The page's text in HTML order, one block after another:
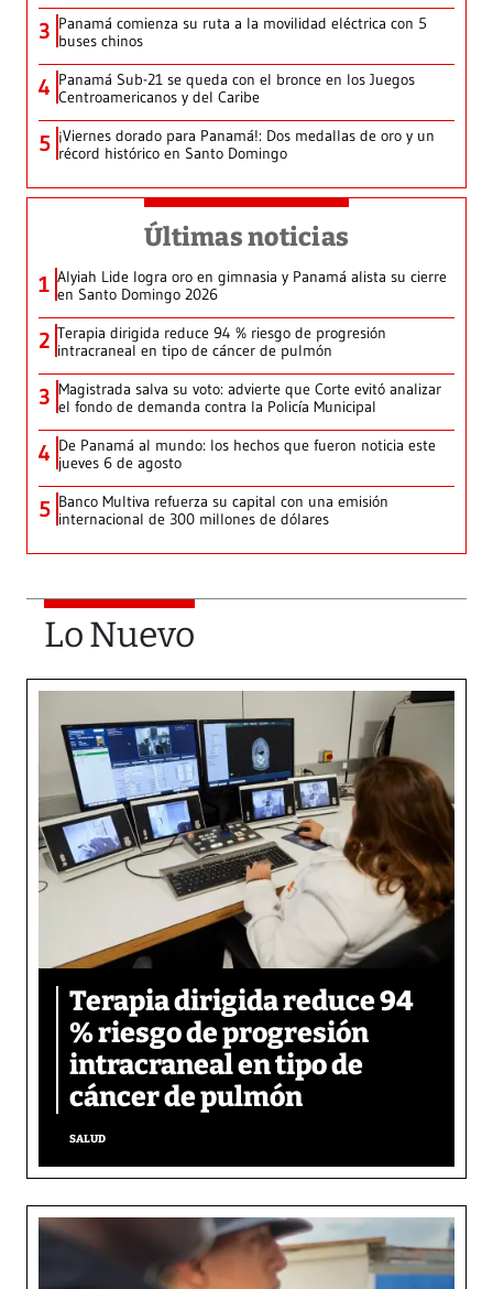
3 Panamá comienza su ruta a la movilidad eléctrica con 5
buses chinos
4 Panamá Sub-21 se queda con el bronce en los Juegos
Centroamericanos y del Caribe
5 ¡Viernes dorado para Panamá!: Dos medallas de oro y un
récord histórico en Santo Domingo
Últimas noticias
1 Alyiah Lide logra oro en gimnasia y Panamá alista su cierre
en Santo Domingo 2026
2 Terapia dirigida reduce 94 % riesgo de progresión
intracraneal en tipo de cáncer de pulmón
3 Magistrada salva su voto: advierte que Corte evitó analizar
el fondo de demanda contra la Policía Municipal
4 De Panamá al mundo: los hechos que fueron noticia este
jueves 6 de agosto
5 Banco Multiva refuerza su capital con una emisión
internacional de 300 millones de dólares
Lo Nuevo
Terapia dirigida reduce 94
% riesgo de progresión
intracraneal en tipo de
cáncer de pulmón
SALUD